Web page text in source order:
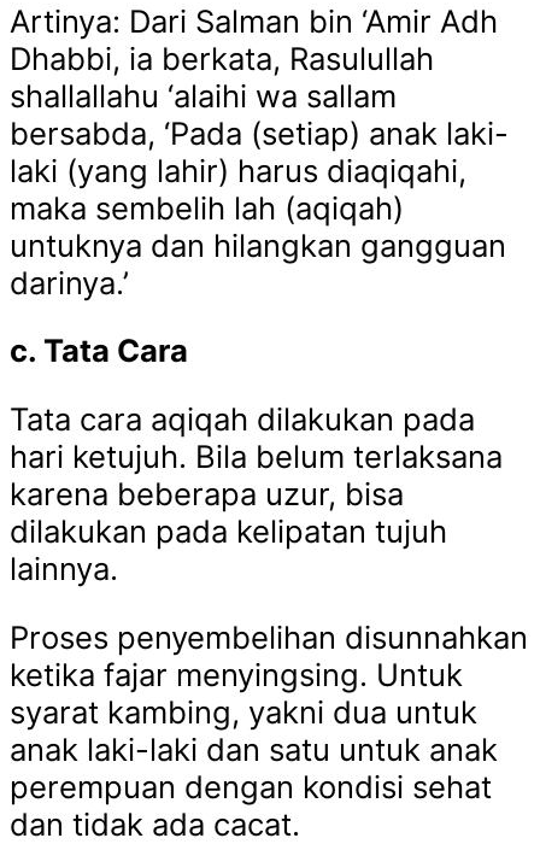
Artinya: Dari Salman bin ‘Amir Adh
Dhabbi, ia berkata, Rasulullah
shallallahu ‘alaihi wa sallam
bersabda, ‘Pada (setiap) anak laki-
laki (yang lahir) harus diaqiqahi,
maka sembelih lah (aqiqah)
untuknya dan hilangkan gangguan
darinya.’
c. Tata Cara
Tata cara aqiqah dilakukan pada
hari ketujuh. Bila belum terlaksana
karena beberapa uzur, bisa
dilakukan pada kelipatan tujuh
lainnya.
Proses penyembelihan disunnahkan
ketika fajar menyingsing. Untuk
syarat kambing, yakni dua untuk
anak laki-laki dan satu untuk anak
perempuan dengan kondisi sehat
dan tidak ada cacat.